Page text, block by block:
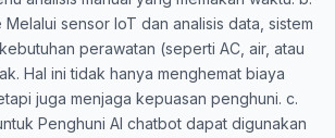
Melalui sensor IoT dan analisis data, sistem
perawatan (seperti AC, air, atau
Hal ini tidak hanya menghemat biaya
juga menjaga kepuasan penghuni. c.
Penghuni AI chatbot dapat digunakan